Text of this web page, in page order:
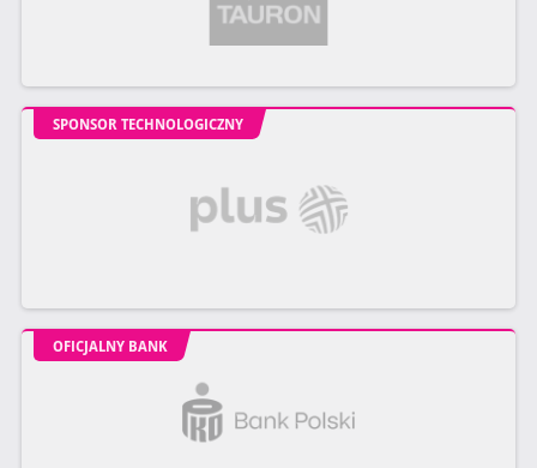
SPONSOR TECHNOLOGICZNY
OFICJALNY BANK